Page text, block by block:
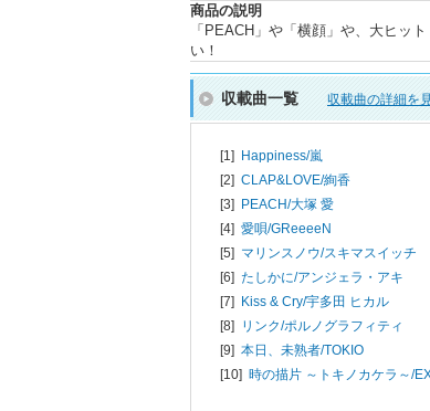
商品の説明
「PEACH」や「横顔」や、大ヒッ
い！
収載曲一覧 収載曲の詳細を
[1] Happiness/嵐
[2] CLAP&LOVE/絢香
[3] PEACH/大塚 愛
[4] 愛唄/GReeeeN
[5] マリンスノウ/スキマスイッチ
[6] たしかに/アンジェラ・アキ
[7] Kiss & Cry/宇多田 ヒカル
[8] リンク/ポルノグラフィティ
[9] 本日、未熟者/TOKIO
[10] 時の描片 ～トキノカケラ～/